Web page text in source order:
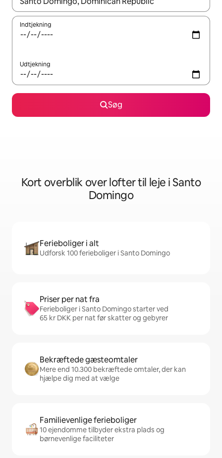
Indtjekning
Udtjekning
Søg
Kort overblik over lofter til leje i Santo
Domingo
Ferieboliger i alt
Udforsk 100 ferieboliger i Santo Domingo
Priser per nat fra
Ferieboliger i Santo Domingo starter ved
65 kr DKK per nat før skatter og gebyrer
Bekræftede gæsteomtaler
Mere end 10.300 bekræftede omtaler, der kan
hjælpe dig med at vælge
Familievenlige ferieboliger
10 ejendomme tilbyder ekstra plads og
børnevenlige faciliteter